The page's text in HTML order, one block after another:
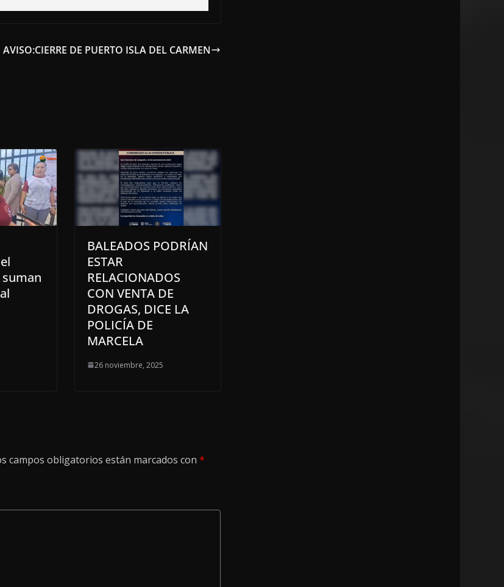
AVISO:CIERRE DE PUERTO ISLA DEL CARMEN
suman
BALEADOS PODRÍAN
ESTAR
RELACIONADOS
CON VENTA DE
DROGAS, DICE LA
POLICÍA DE
MARCELA
26 noviembre, 2025
campos obligatorios están marcados con *